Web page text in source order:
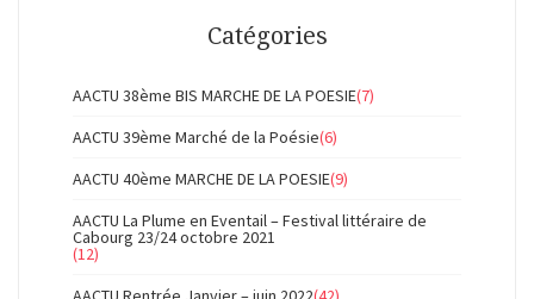
Catégories
AACTU 38ème BIS MARCHE DE LA POESIE(7)
AACTU 39ème Marché de la Poésie(6)
AACTU 40ème MARCHE DE LA POESIE(9)
AACTU La Plume en Eventail – Festival littéraire de
Cabourg 23/24 octobre 2021
(12)